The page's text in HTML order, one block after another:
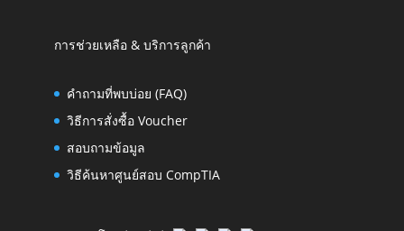
การช่วยเหลือ & บริการลูกค้า
คำถามที่พบบ่อย (FAQ)
วิธีการสั่งซื้อ Voucher
สอบถามข้อมูล
วิธีค้นหาศูนย์สอบ CompTIA